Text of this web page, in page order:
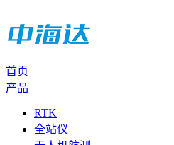
首页
产品
RTK
全站仪